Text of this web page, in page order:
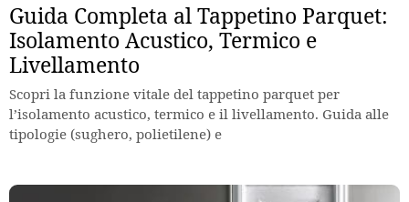
Guida Completa al Tappetino Parquet:
Isolamento Acustico, Termico e
Livellamento
Scopri la funzione vitale del tappetino parquet per
l’isolamento acustico, termico e il livellamento. Guida alle
tipologie (sughero, polietilene) e